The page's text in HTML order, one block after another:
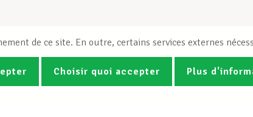
de ce site. En outre, certains services externes
Choisir quoi accepter Plus